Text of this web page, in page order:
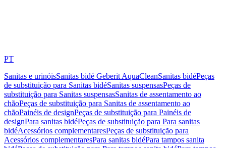
PT
Sanitas e urinóisSanitas bidé Geberit AquaCleanSanitas bidéPeças
de substituição para Sanitas bidéSanitas suspensasPeças de
substituição para Sanitas suspensasSanitas de assentamento ao
chãoPeças de substituição para Sanitas de assentamento ao
chãoPainéis de designPeças de substituição para Painéis de
designPara sanitas bidéPeças de substituição para Para sanitas
bidéAcessórios complementaresPeças de substituição para
Acessórios complementaresPara sanitas bidéPara tampos sanita